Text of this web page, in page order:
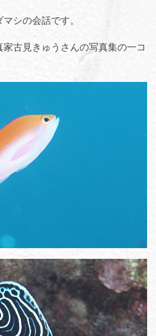
シの会話です。
古見きゅうさんの写真集の一コ